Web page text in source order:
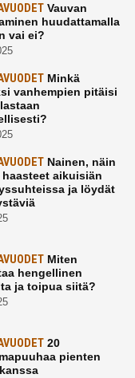
Vauvan
huudattamalla
vai ei?
Minkä
vanhempien pitäisi
Nainen, näin
aikuisiän
ja löydät
Miten
hengellinen
ja toipua siitä?
20
pienten